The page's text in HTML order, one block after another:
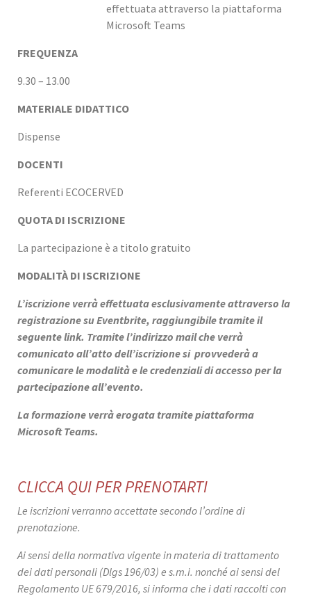
effettuata attraverso la piattaforma
Microsoft Teams
FREQUENZA
9.30 – 13.00
MATERIALE DIDATTICO
Dispense
DOCENTI
Referenti ECOCERVED
QUOTA DI ISCRIZIONE
La partecipazione è a titolo gratuito
MODALITÀ DI ISCRIZIONE
L’iscrizione verrà effettuata esclusivamente attraverso la
registrazione su Eventbrite, raggiungibile tramite il
seguente link. Tramite l’indirizzo mail che verrà
comunicato all’atto dell’iscrizione si provvederà a
comunicare le modalità e le credenziali di accesso per la
partecipazione all’evento.
La formazione verrà erogata tramite piattaforma
Microsoft Teams.
CLICCA QUI PER PRENOTARTI
Le iscrizioni verranno accettate secondo l’ordine di
prenotazione.
Ai sensi della normativa vigente in materia di trattamento
dei dati personali (Dlgs 196/03) e s.m.i. nonché ai sensi del
Regolamento UE 679/2016, si informa che i dati raccolti con